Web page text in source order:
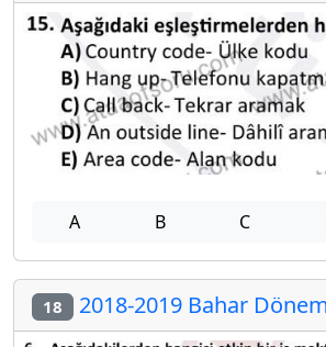
A B C
18 2018-2019 Bahar